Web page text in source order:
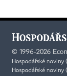
© 1996-2026
Hospodářské
Hospodářské noviny